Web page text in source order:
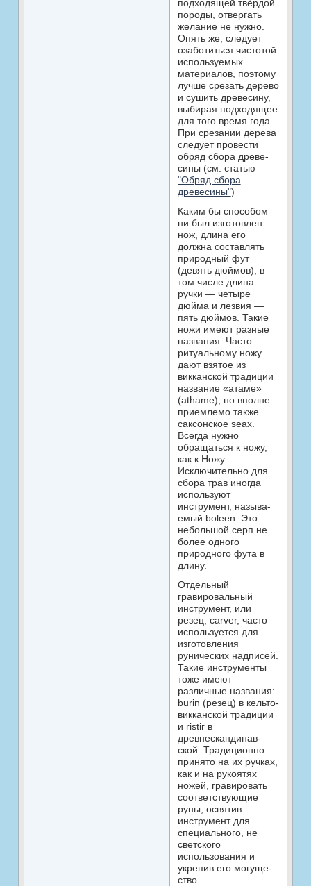
подходящей твёрдой
поро­ды, отвергать
желание не нужно.
Опять же, следует
озаботиться чистотой
используемых
материалов, поэтому
лучше срезать дерево
и сушить древесину,
выбирая подходящее
для того время года.
При сре­зании дерева
следует провести
обряд сбора древе­
сины (см. статью
"Обряд сбора
древесины")
Каким бы способом
ни был изготовлен
нож, дли­на его
должна составлять
природный фут
(девять дюймов), в
том числе длина
ручки — четыре
дюйма и лезвия —
пять дюймов. Такие
ножи имеют разные
названия. Часто
ритуальному ножу
дают взятое из
викканской традиции
название «атаме»
(athame), но вполне
приемлемо также
саксонское seax.
Всегда нужно
обращаться к ножу,
как к Ножу.
Исключительно для
сбора трав иногда
используют
инструмент, называ­
емый boleen. Это
небольшой серп не
более одного
природного фута в
длину.
Отдельный
гравировальный
инструмент, или
резец, carver, часто
используется для
изготовления
рунических надписей.
Такие инструменты
тоже имеют
различные названия:
burin (резец) в кельто-
викканской традиции
и ristir в
древнескандинав­
ской. Традиционно
принято на их ручках,
как и на рукоятях
ножей, гравировать
соответствующие
руны, освятив
инструмент для
специального, не
светского
использования и
укрепив его могуще­
ство.